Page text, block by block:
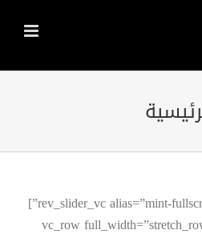
[vc_row][vc_column][rev_slider_vc alias=”mint-fullscreen”]
[/vc_column][/vc_row][vc_row